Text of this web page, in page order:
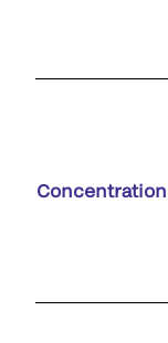
Concentration